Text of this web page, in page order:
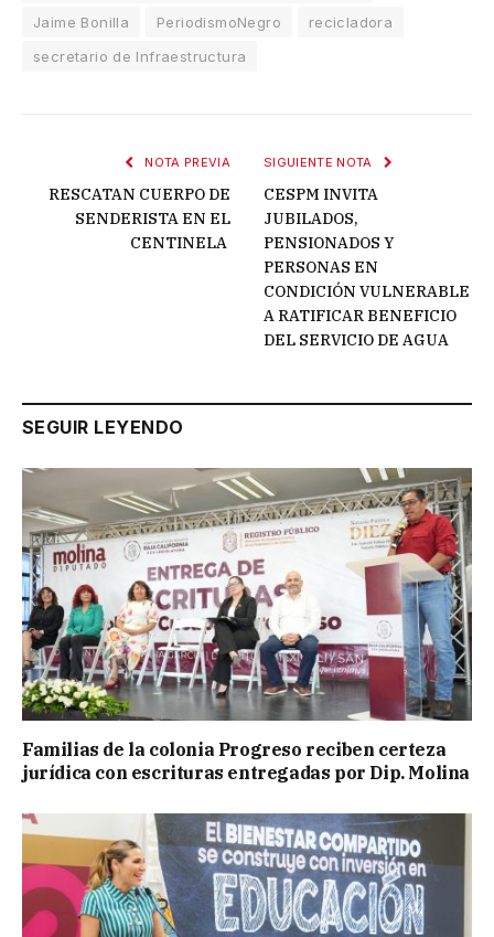
Jaime Bonilla
PeriodismoNegro
recicladora
secretario de Infraestructura
NOTA PREVIA
RESCATAN CUERPO DE
SENDERISTA EN EL
CENTINELA
SIGUIENTE NOTA
CESPM INVITA
JUBILADOS,
PENSIONADOS Y
PERSONAS EN
CONDICIÓN VULNERABLE
A RATIFICAR BENEFICIO
DEL SERVICIO DE AGUA
SEGUIR LEYENDO
Familias de la colonia Progreso reciben certeza
jurídica con escrituras entregadas por Dip. Molina